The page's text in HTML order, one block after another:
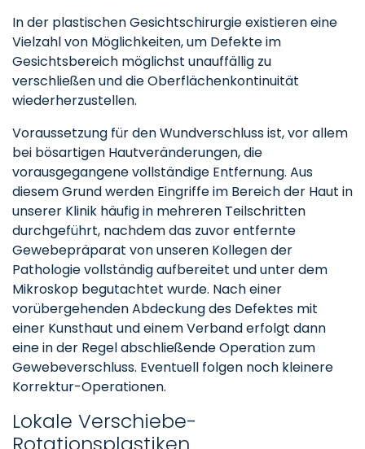
In der plastischen Gesichtschirurgie existieren eine
Vielzahl von Möglichkeiten, um Defekte im
Gesichtsbereich möglichst unauffällig zu
verschließen und die Oberflächenkontinuität
wiederherzustellen.
Voraussetzung für den Wundverschluss ist, vor allem
bei bösartigen Hautveränderungen, die
vorausgegangene vollständige Entfernung. Aus
diesem Grund werden Eingriffe im Bereich der Haut in
unserer Klinik häufig in mehreren Teilschritten
durchgeführt, nachdem das zuvor entfernte
Gewebepräparat von unseren Kollegen der
Pathologie vollständig aufbereitet und unter dem
Mikroskop begutachtet wurde. Nach einer
vorübergehenden Abdeckung des Defektes mit
einer Kunsthaut und einem Verband erfolgt dann
eine in der Regel abschließende Operation zum
Gewebeverschluss. Eventuell folgen noch kleinere
Korrektur-Operationen.
Lokale Verschiebe-